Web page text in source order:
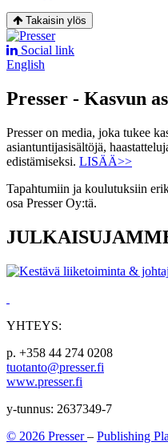
Takaisin ylös
Social link
English
Presser - Kasvun
Presser on media, joka tukee
asiantuntijasisältöjä,
edistämiseksi. LISÄÄ>>
Tapahtumiin ja koulutuksiin
osa Presser Oy:tä.
YHTEYS:
p. +358 44 274 0208
tuotanto@presser.fi
www.presser.fi
y-tunnus: 2637349-7
© 2026 Presser– Publishing